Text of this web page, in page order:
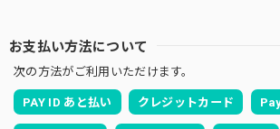
お支払い方法について
次の方法がご利用いただけます。
PAY ID あと払い クレジットカード